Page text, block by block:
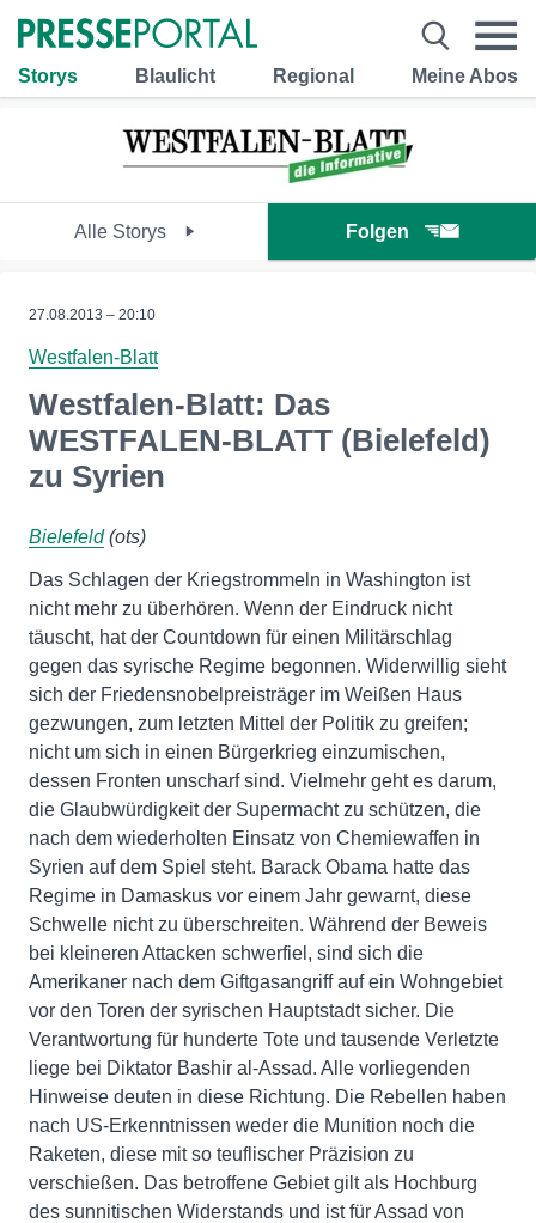
Storys Blaulicht Regional Meine Abos
Alle Storys Folgen
27.08.2013 – 20:10
Westfalen-Blatt
Westfalen-Blatt: Das
WESTFALEN-BLATT (Bielefeld)
zu Syrien
Bielefeld(ots)
Das Schlagen der Kriegstrommeln in Washington ist
nicht mehr zu überhören. Wenn der Eindruck nicht
täuscht, hat der Countdown für einen Militärschlag
gegen das syrische Regime begonnen. Widerwillig sieht
sich der Friedensnobelpreisträger im Weißen Haus
gezwungen, zum letzten Mittel der Politik zu greifen;
nicht um sich in einen Bürgerkrieg einzumischen,
dessen Fronten unscharf sind. Vielmehr geht es darum,
die Glaubwürdigkeit der Supermacht zu schützen, die
nach dem wiederholten Einsatz von Chemiewaffen in
Syrien auf dem Spiel steht. Barack Obama hatte das
Regime in Damaskus vor einem Jahr gewarnt, diese
Schwelle nicht zu überschreiten. Während der Beweis
bei kleineren Attacken schwerfiel, sind sich die
Amerikaner nach dem Giftgasangriff auf ein Wohngebiet
vor den Toren der syrischen Hauptstadt sicher. Die
Verantwortung für hunderte Tote und tausende Verletzte
liege bei Diktator Bashir al-Assad. Alle vorliegenden
Hinweise deuten in diese Richtung. Die Rebellen haben
nach US-Erkenntnissen weder die Munition noch die
Raketen, diese mit so teuflischer Präzision zu
verschießen. Das betroffene Gebiet gilt als Hochburg
des sunnitischen Widerstands und ist für Assad von